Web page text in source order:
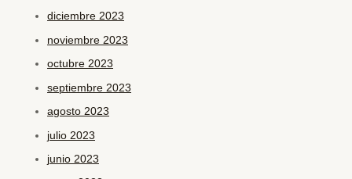
diciembre 2023
noviembre 2023
octubre 2023
septiembre 2023
agosto 2023
julio 2023
junio 2023